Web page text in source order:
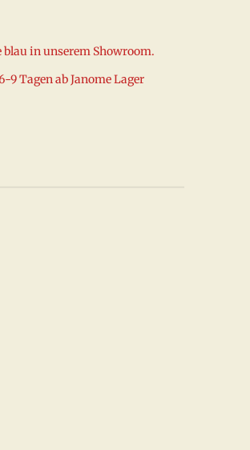
in unserem Showroom.
9 Tagen ab Janome Lager